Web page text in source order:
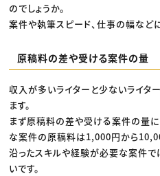
のでしょうか。
案件や執筆スピード、仕事の幅など
原稿料の差や受ける案件の量
収入が多いライターと少ないライタ
ます。
まず原稿料の差や受ける案件の量に
な案件の原稿料は1,000円から
沿ったスキルや経験が必要な案件
いです。